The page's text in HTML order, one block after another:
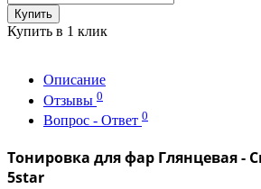
Купить
Купить в 1 клик
Описание
Отзывы 0
Вопрос - Ответ 0
Тонировка для фар Глянцевая -
5star